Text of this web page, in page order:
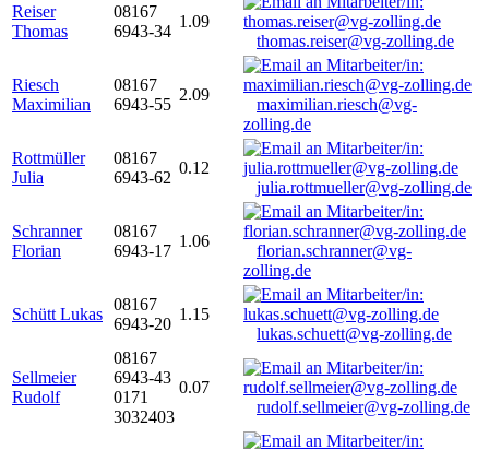
Reiser
Thomas
08167
6943-34
1.09
thomas.reiser@vg-zolling.de
Riesch
Maximilian
08167
6943-55
2.09
maximilian.riesch@vg-
zolling.de
Rottmüller
Julia
08167
6943-62
0.12
julia.rottmueller@vg-zolling.de
Schranner
Florian
08167
6943-17
1.06
florian.schranner@vg-
zolling.de
Schütt Lukas
08167
6943-20
1.15
lukas.schuett@vg-zolling.de
Sellmeier
Rudolf
08167
6943-43
0171
3032403
0.07
rudolf.sellmeier@vg-zolling.de